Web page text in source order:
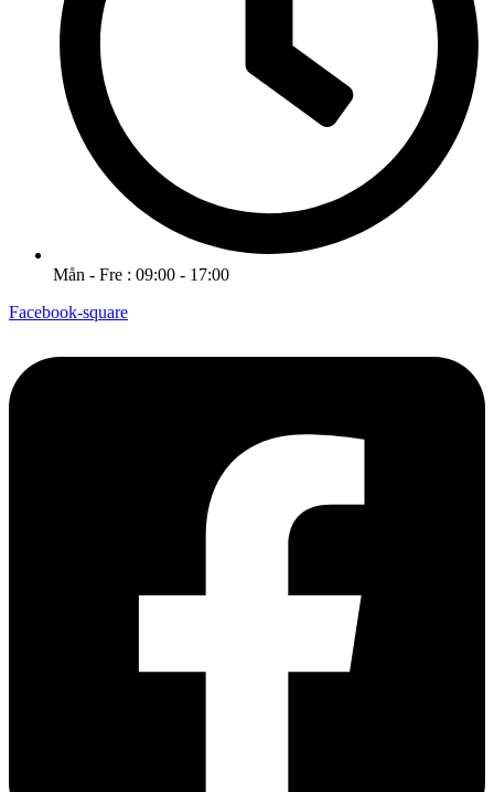
Mån - Fre : 09:00 - 17:00
Facebook-square